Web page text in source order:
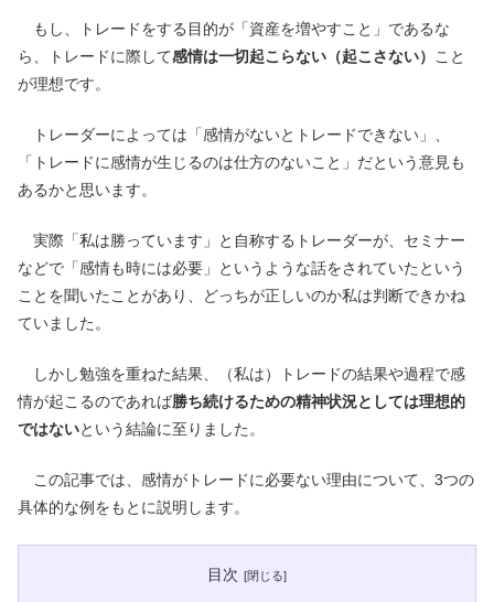
もし、トレードをする目的が「資産を増やすこと」であるな
ら、トレードに際して感情は一切起こらない（起こさない） こと
が理想です。
トレーダーによっては「感情がないとトレードできない」、
「トレードに感情が生じるのは仕方のないこと」だという意見も
あるかと思います。
実際「私は勝っています」と自称するトレーダーが、セミナー
などで「感情も時には必要」というような話をされていたという
ことを聞いたことがあり、どっちが正しいのか私は判断できかね
ていました。
しかし勉強を重ねた結果、（私は）トレードの結果や過程で感
情が起こるのであれば勝ち続けるための精神状況としては理想的
ではないという結論に至りました。
この記事では、感情がトレードに必要ない理由について、3つの
具体的な例をもとに説明します。
目次